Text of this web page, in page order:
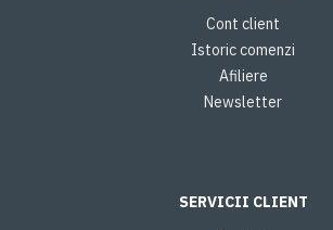
Cont client
Istoric comenzi
Afiliere
Newsletter
SERVICII CLIENT